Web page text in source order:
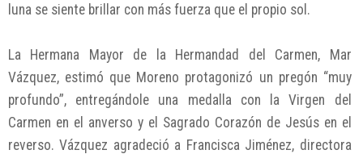
luna se siente brillar con más fuerza que el propio sol.
La Hermana Mayor de la Hermandad del Carmen, Mar
Vázquez, estimó que Moreno protagonizó un pregón “muy
profundo”, entregándole una medalla con la Virgen del
Carmen en el anverso y el Sagrado Corazón de Jesús en el
reverso. Vázquez agradeció a Francisca Jiménez, directora